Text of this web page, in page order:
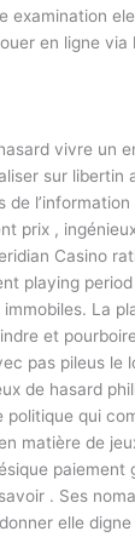
examination
en ligne via
vivre un
sur libertin
de
prix ,
Casino
playing
La
et
pas pileus le
de hasard
qui
matière de
paiement
. Ses
elle digne